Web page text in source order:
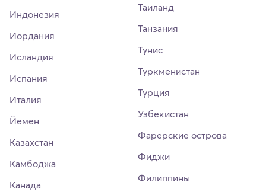
Индонезия
Иордания
Исландия
Испания
Италия
Йемен
Казахстан
Камбоджа
Канада
Таиланд
Танзания
Тунис
Туркменистан
Турция
Узбекистан
Фарерские острова
Фиджи
Филиппины